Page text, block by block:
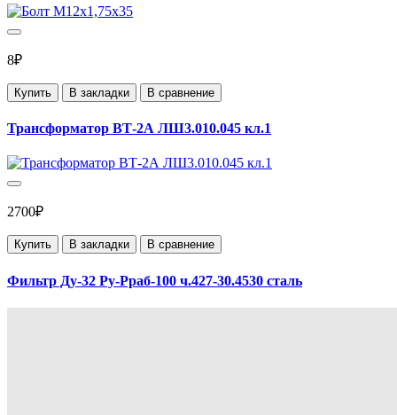
8₽
Купить В закладки В сравнение
Трансформатор ВТ-2А ЛШ3.010.045 кл.1
2700₽
Купить В закладки В сравнение
Фильтр Ду-32 Ру-Рраб-100 ч.427-30.4530 сталь